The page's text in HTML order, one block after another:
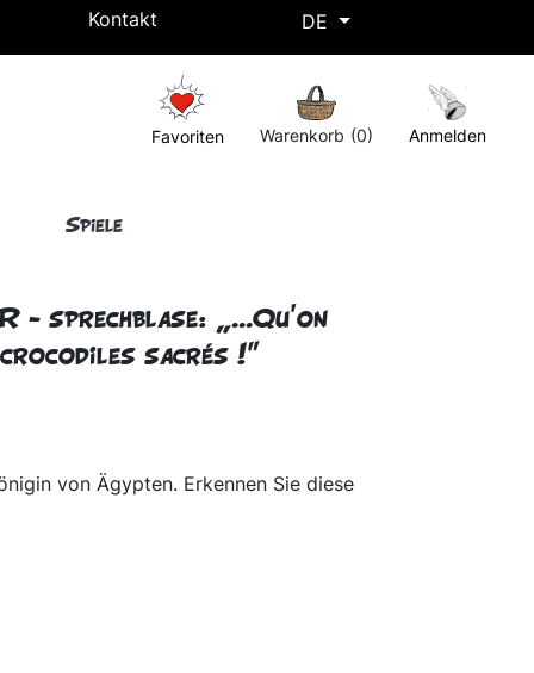
Kostenlose Lieferung ab einem Einkaufswert von 50€ !
Kontakt DE
Anmelden
Warenkorb (0)
Favoriten
Spiele
- sprechblase: „...Qu'on
sacrés !"
von Ägypten. Erkennen Sie diese